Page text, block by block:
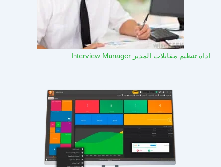
اداة تنظيم مقابلات المدير Interview Manager